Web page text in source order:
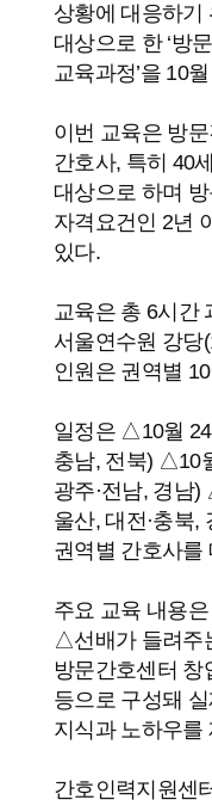
상황에 대응하기
대상으로 한 ‘방
교육과정’을 10
이번 교육은 방
간호사, 특히 40
대상으로 하며
자격요건인 2년
있다.
교육은 총 6시간
서울연수원 강당
인원은 권역별
일정은 △10월 24
충남, 전북) △10
광주·전남, 경남)
울산, 대전·충북,
권역별 간호사를
주요 교육 내용
△선배가 들려주
방문간호센터
등으로 구성돼
지식과 노하우를
간호인력지원센